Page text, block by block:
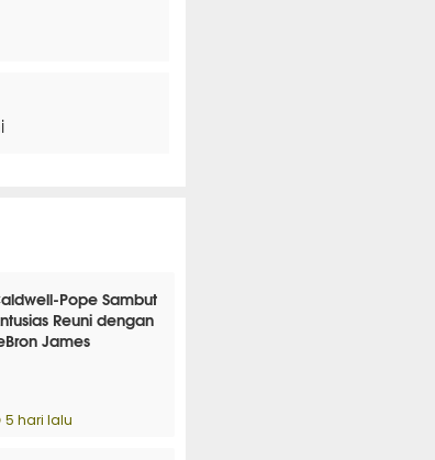
Pope Sambut
Reuni dengan
James
5 hari lalu